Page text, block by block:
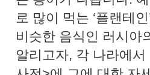
로 많이 먹는 ‘플랜테
비슷한 음식인 러시아
알리고자, 각 나라에